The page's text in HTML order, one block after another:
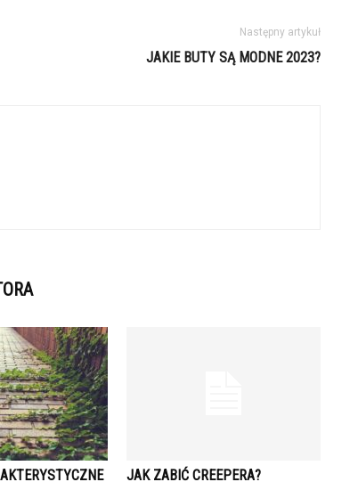
Następny artykuł
JAKIE BUTY SĄ MODNE 2023?
JAK ZABIĆ CREEPERA?